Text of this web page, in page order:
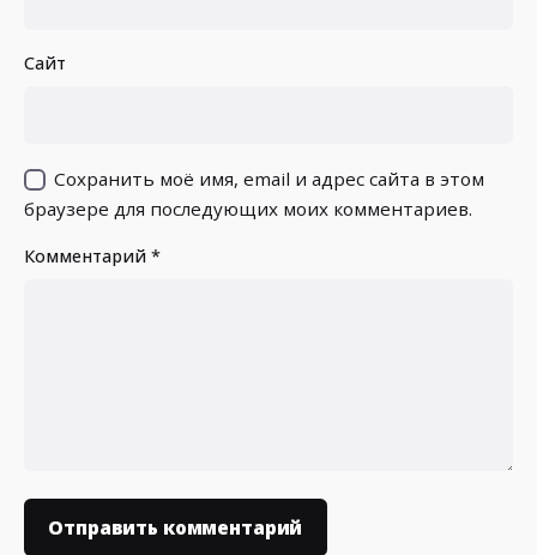
Сайт
Сохранить моё имя, email и адрес сайта в этом
браузере для последующих моих комментариев.
Комментарий *